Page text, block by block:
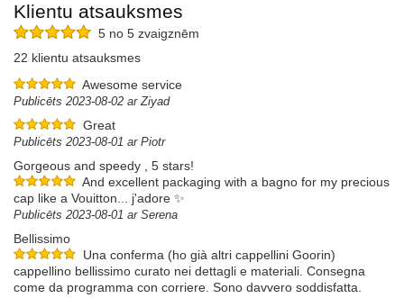
Klientu atsauksmes
5 no 5 zvaigznēm
22 klientu atsauksmes
Awesome service
Publicēts 2023-08-02 ar Ziyad
Great
Publicēts 2023-08-01 ar Piotr
Gorgeous and speedy , 5 stars!
And excellent packaging with a bagno for my precious
cap like a Vouitton... j'adore ✨️
Publicēts 2023-08-01 ar Serena
Bellissimo
Una conferma (ho già altri cappellini Goorin)
cappellino bellissimo curato nei dettagli e materiali. Consegna
come da programma con corriere. Sono davvero soddisfatta.